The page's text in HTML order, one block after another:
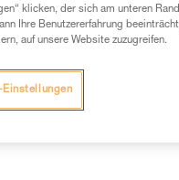
Emitting Diode)
Kombination einer
also überwiegend
klicken, der sich am unteren
Ihre Benutzererfahrung
auf unsere Website zuzugreifen.